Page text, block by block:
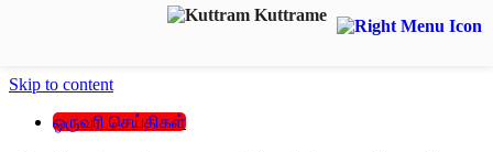
Skip to content
ஒருவரி செய்திகள்